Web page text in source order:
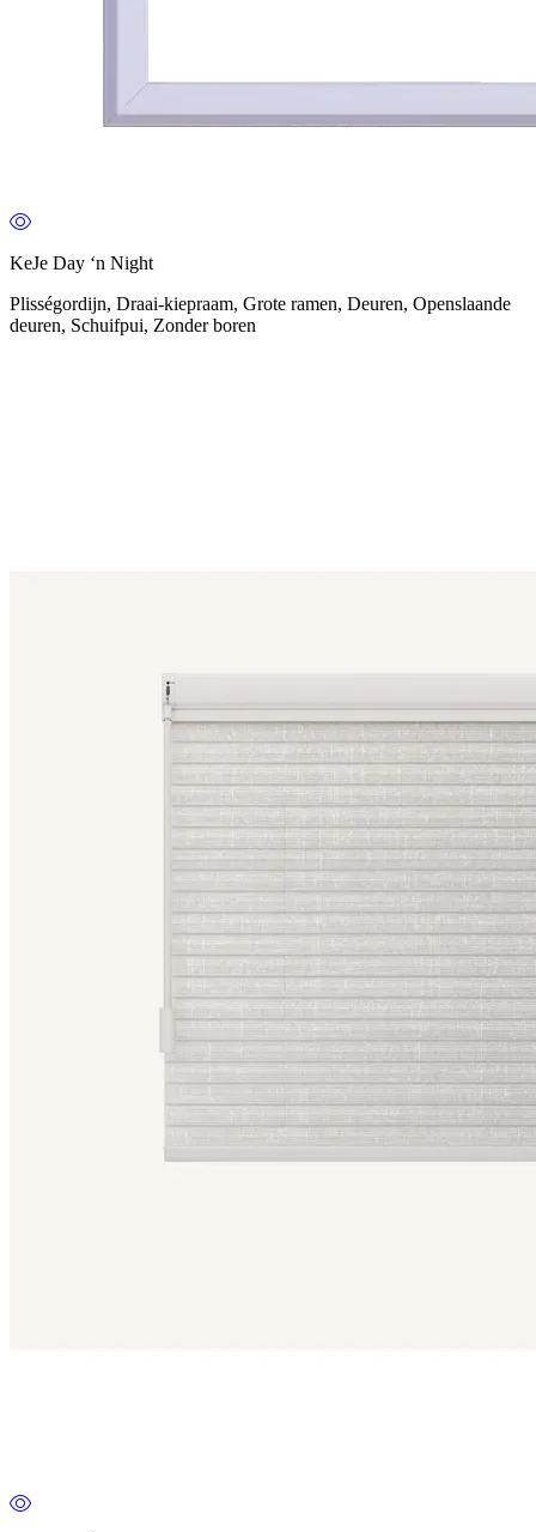
KeJe Day ‘n Night
Plisségordijn, Draai-kiepraam, Grote ramen, Deuren, Openslaande
deuren, Schuifpui, Zonder boren